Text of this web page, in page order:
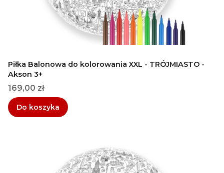
Piłka Balonowa do kolorowania XXL - TRÓJMIASTO -
Akson 3+
Cena
169,00 zł
Do koszyka